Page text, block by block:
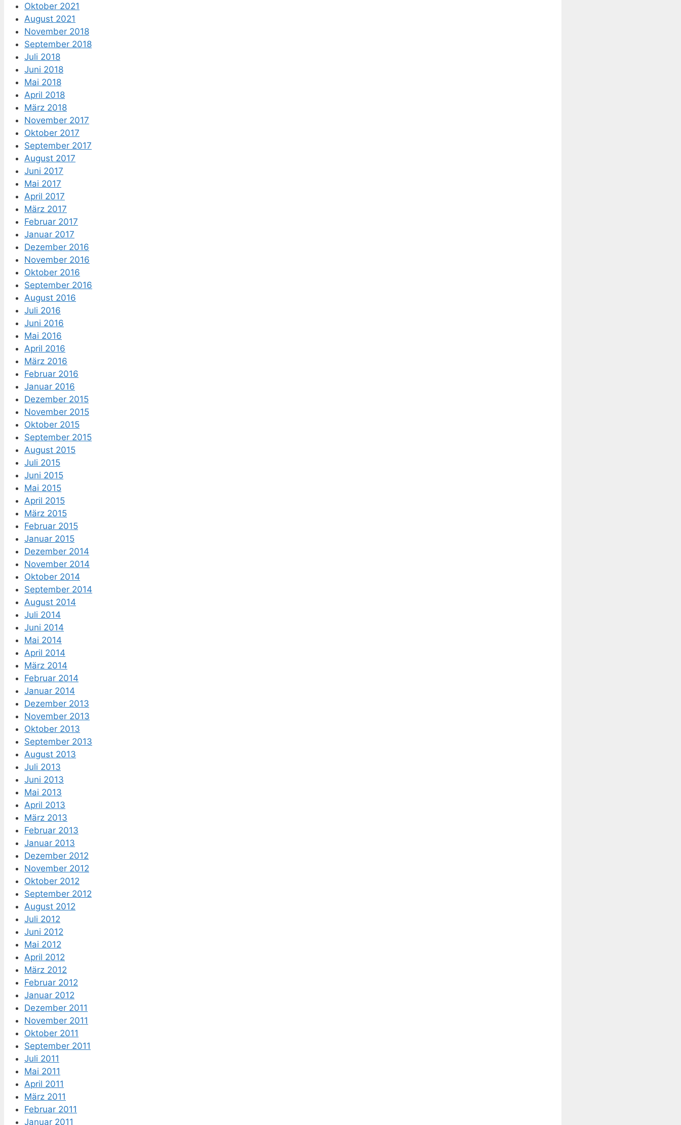
Oktober 2021
August 2021
November 2018
September 2018
Juli 2018
Juni 2018
Mai 2018
April 2018
März 2018
November 2017
Oktober 2017
September 2017
August 2017
Juni 2017
Mai 2017
April 2017
März 2017
Februar 2017
Januar 2017
Dezember 2016
November 2016
Oktober 2016
September 2016
August 2016
Juli 2016
Juni 2016
Mai 2016
April 2016
März 2016
Februar 2016
Januar 2016
Dezember 2015
November 2015
Oktober 2015
September 2015
August 2015
Juli 2015
Juni 2015
Mai 2015
April 2015
März 2015
Februar 2015
Januar 2015
Dezember 2014
November 2014
Oktober 2014
September 2014
August 2014
Juli 2014
Juni 2014
Mai 2014
April 2014
März 2014
Februar 2014
Januar 2014
Dezember 2013
November 2013
Oktober 2013
September 2013
August 2013
Juli 2013
Juni 2013
Mai 2013
April 2013
März 2013
Februar 2013
Januar 2013
Dezember 2012
November 2012
Oktober 2012
September 2012
August 2012
Juli 2012
Juni 2012
Mai 2012
April 2012
März 2012
Februar 2012
Januar 2012
Dezember 2011
November 2011
Oktober 2011
September 2011
Juli 2011
Mai 2011
April 2011
März 2011
Februar 2011
Januar 2011